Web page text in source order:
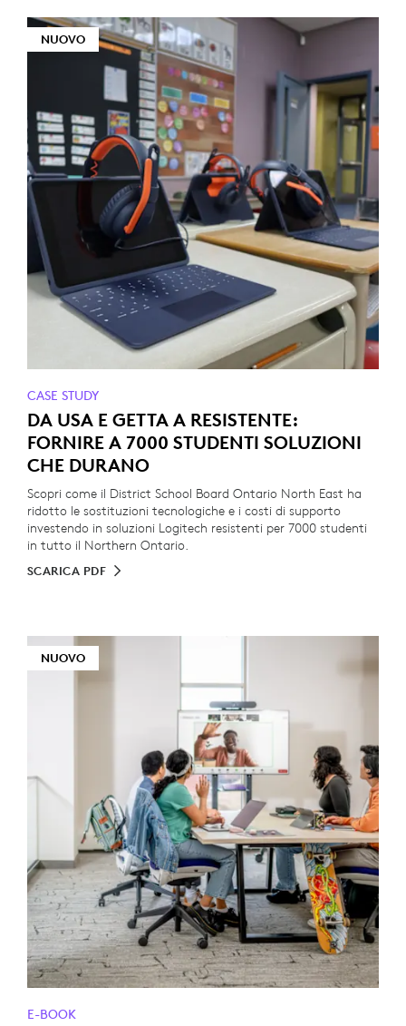
NUOVO
CASE STUDY
DA USA E GETTA A RESISTENTE:
FORNIRE A 7000 STUDENTI SOLUZIONI
CHE DURANO
Scopri come il District School Board Ontario North East ha
ridotto le sostituzioni tecnologiche e i costi di supporto
investendo in soluzioni Logitech resistenti per 7000 studenti
in tutto il Northern Ontario.
SCARICA PDF
NUOVO
E-BOOK